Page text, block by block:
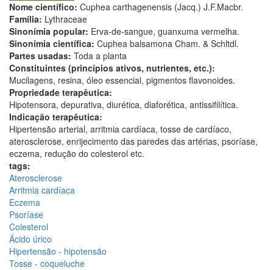
Nome científico: Cuphea carthagenensis (Jacq.) J.F.Macbr.
Família: Lythraceae
Sinonímia popular: Erva-de-sangue, guanxuma vermelha.
Sinonímia científica: Cuphea balsamona Cham. & Schltdl.
Partes usadas: Toda a planta
Constituintes (princípios ativos, nutrientes, etc.):
Mucilagens, resina, óleo essencial, pigmentos flavonoides.
Propriedade terapêutica:
Hipotensora, depurativa, diurética, diaforética, antissifilítica.
Indicação terapêutica:
Hipertensão arterial, arritmia cardíaca, tosse de cardíaco,
aterosclerose, enrijecimento das paredes das artérias, psoríase,
eczema, redução do colesterol etc.
tags:
Aterosclerose
Arritmia cardíaca
Eczema
Psoríase
Colesterol
Ácido úrico
Hipertensão - hipotensão
Tosse - coqueluche